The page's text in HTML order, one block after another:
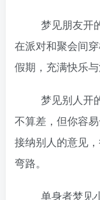
梦见朋友开的
在派对和聚会间
假期，充满快乐与
梦见别人开的
不算差，但你容
接纳别人的意见
弯路。
单身者梦见小